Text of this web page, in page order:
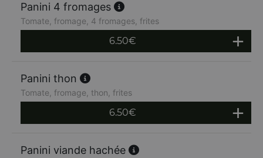
Panini 4 fromages
Tomate, fromage, 4 fromages, frites
6.50€
Panini thon
Tomate, fromage, thon, frites
6.50€
Panini viande hachée